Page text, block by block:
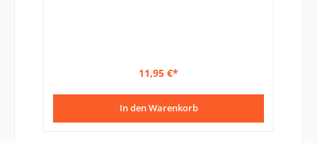
11,95 €*
In den Warenkorb